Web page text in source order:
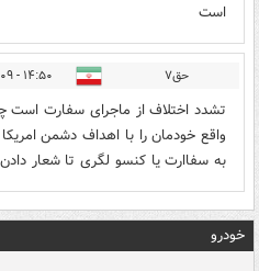
است
حق۷ ۱۴:۵۰ - ۱۴۰۲/۰۴/۰۹
تشدد اختلاف از ماجرای سفارت است
واقع خودمان را با اهداف دشمن
به سفاارت یا کنسو لگری تا شعار
خودرو